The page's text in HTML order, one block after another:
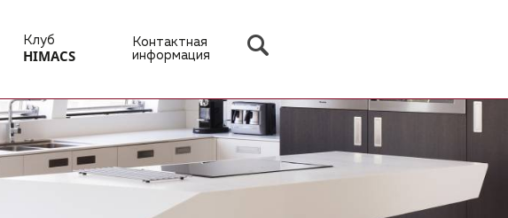
Клуб
HIMACS
Контактная
информация